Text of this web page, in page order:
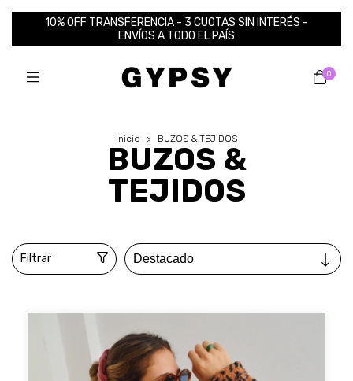
10% OFF TRANSFERENCIA - 3 CUOTAS SIN INTERÉS -
ENVÍOS A TODO EL PAÍS
0
Inicio > BUZOS & TEJIDOS
BUZOS &
TEJIDOS
Filtrar